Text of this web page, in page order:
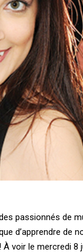
passionnés de
d’apprendre de
voir le mercredi 8